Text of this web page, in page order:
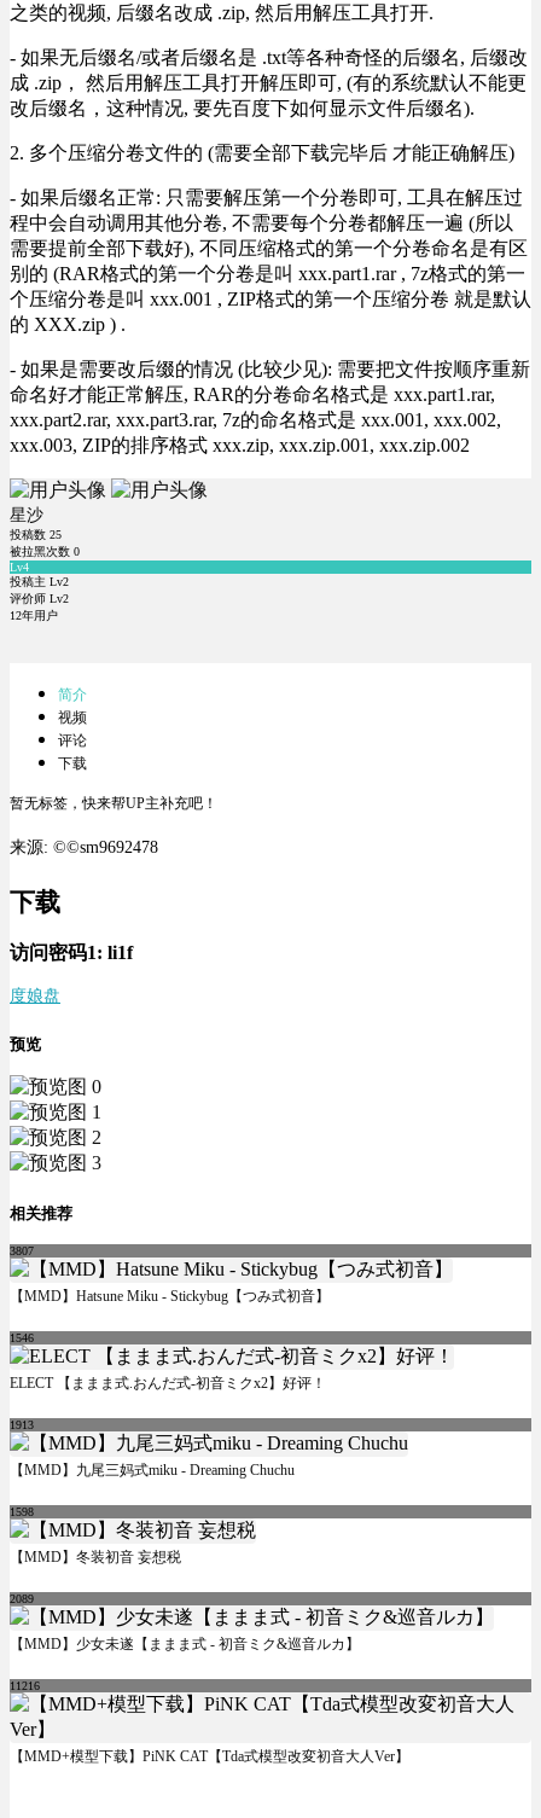
之类的视频, 后缀名改成 .zip, 然后用解压工具打开.
- 如果无后缀名/或者后缀名是 .txt等各种奇怪的后缀名, 后缀改
成 .zip， 然后用解压工具打开解压即可, (有的系统默认不能更
改后缀名，这种情况, 要先百度下如何显示文件后缀名).
2. 多个压缩分卷文件的 (需要全部下载完毕后 才能正确解压)
- 如果后缀名正常: 只需要解压第一个分卷即可, 工具在解压过
程中会自动调用其他分卷, 不需要每个分卷都解压一遍 (所以
需要提前全部下载好), 不同压缩格式的第一个分卷命名是有区
别的 (RAR格式的第一个分卷是叫 xxx.part1.rar , 7z格式的第一
个压缩分卷是叫 xxx.001 , ZIP格式的第一个压缩分卷 就是默认
的 XXX.zip ) .
- 如果是需要改后缀的情况 (比较少见): 需要把文件按顺序重新
命名好才能正常解压, RAR的分卷命名格式是 xxx.part1.rar,
xxx.part2.rar, xxx.part3.rar, 7z的命名格式是 xxx.001, xxx.002,
xxx.003, ZIP的排序格式 xxx.zip, xxx.zip.001, xxx.zip.002
星沙
投稿数 25
被拉黑次数 0
Lv4
投稿主 Lv2
评价师 Lv2
12年用户
简介
视频
评论
下载
暂无标签，快来帮UP主补充吧！
来源: ©©sm9692478
下载
访问密码1: li1f
度娘盘
预览
相关推荐
3807
【MMD】Hatsune Miku - Stickybug【つみ式初音】
1546
ELECT 【ままま式.おんだ式-初音ミクx2】好评！
1913
【MMD】九尾三妈式miku - Dreaming Chuchu
1598
【MMD】冬装初音 妄想税
2089
【MMD】少女未遂【ままま式 - 初音ミク&巡音ルカ】
11216
【MMD+模型下载】PiNK CAT【Tda式模型改変初音大人Ver】